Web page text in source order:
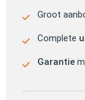
Groot
Complete
Garantie